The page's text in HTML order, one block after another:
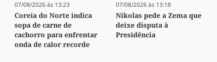
07/08/2026 às 13:23
Coreia do Norte indica
sopa de carne de
cachorro para enfrentar
onda de calor recorde
07/08/2026 às 13:18
Nikolas pede a Zema que
deixe disputa à
Presidência